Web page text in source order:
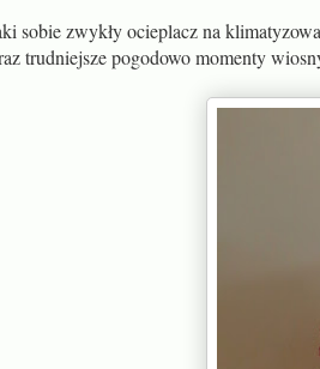
sobie zwykły ocieplacz na
trudniejsze pogodowo momenty